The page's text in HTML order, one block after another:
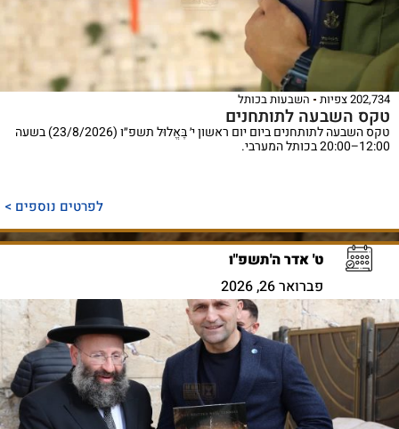
202,734 צפיות השבעות בכותל
טקס השבעה לתותחנים
טקס השבעה לתותחנים ביום יום ראשון י׳ בֶּאֱלוּל תשפ״ו (23/8/2026) בשעה
12:00–20:00 בכותל המערבי.
לפרטים נוספים >
ט' אדר ה'תשפ"ו
פברואר 26, 2026